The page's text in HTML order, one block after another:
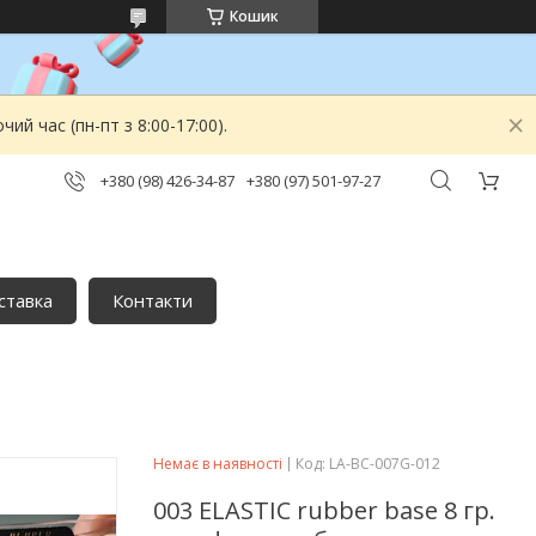
Кошик
час (пн-пт з 8:00-17:00).
+380 (98) 426-34-87 +380 (97) 501-97-27
Контакти
Немає в наявності Код: LA-BC-007G-012
003 ELASTIC rubber base 8 гр.